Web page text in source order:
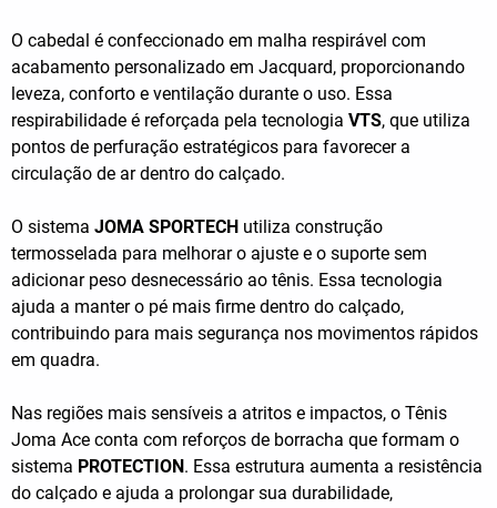
O cabedal é confeccionado em malha respirável com
acabamento personalizado em Jacquard, proporcionando
leveza, conforto e ventilação durante o uso. Essa
respirabilidade é reforçada pela tecnologia VTS, que utiliza
pontos de perfuração estratégicos para favorecer a
circulação de ar dentro do calçado.
O sistema JOMA SPORTECH utiliza construção
termosselada para melhorar o ajuste e o suporte sem
adicionar peso desnecessário ao tênis. Essa tecnologia
ajuda a manter o pé mais firme dentro do calçado,
contribuindo para mais segurança nos movimentos rápidos
em quadra.
Nas regiões mais sensíveis a atritos e impactos, o Tênis
Joma Ace conta com reforços de borracha que formam o
sistema PROTECTION . Essa estrutura aumenta a resistência
do calçado e ajuda a prolongar sua durabilidade,